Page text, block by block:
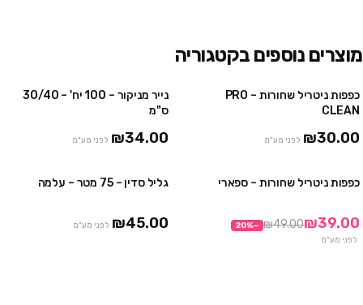
מוצרים נוספים בקטגוריה
כפפות ניטריל שחורות – PRO
CLEAN
₪30.00 לפני מע"מ
נייר מניקור – 100 יח' – 30/40
ס"מ
₪34.00 לפני מע"מ
כפפות ניטריל שחורות – ספארי
₪39.00
₪49.00
−
20%
לפני מע"מ
גליל סדין – 75 מטר – עלמה
₪45.00 לפני מע"מ